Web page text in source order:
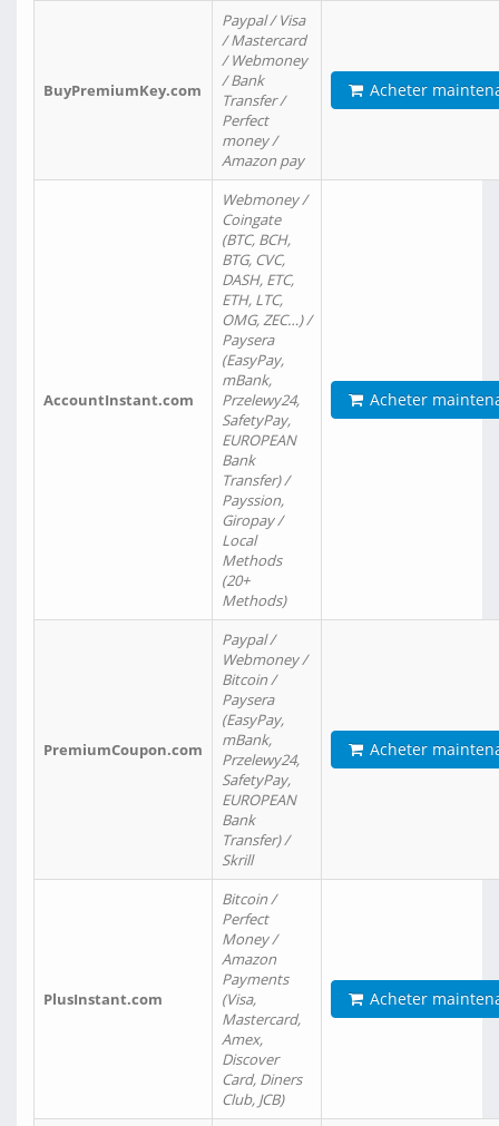
BuyPremiumKey.com
Paypal / Visa
/ Mastercard
/ Webmoney
/ Bank
Transfer /
Perfect
money /
Amazon pay
Acheter
AccountInstant.com
Webmoney /
Coingate
(BTC, BCH,
BTG, CVC,
DASH, ETC,
ETH, LTC,
OMG, ZEC…) /
Paysera
(EasyPay,
mBank,
Przelewy24,
SafetyPay,
EUROPEAN
Bank
Transfer) /
Payssion,
Giropay /
Local
Methods
(20+
Methods)
Acheter
PremiumCoupon.com
Paypal /
Webmoney /
Bitcoin /
Paysera
(EasyPay,
mBank,
Przelewy24,
SafetyPay,
EUROPEAN
Bank
Transfer) /
Skrill
Acheter
PlusInstant.com
Bitcoin /
Perfect
Money /
Amazon
Payments
(Visa,
Mastercard,
Amex,
Discover
Card, Diners
Club, JCB)
Acheter